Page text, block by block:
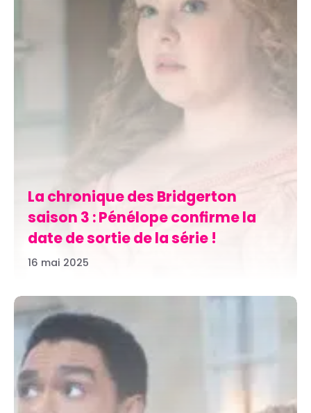
La chronique des Bridgerton
saison 3 : Pénélope confirme la
date de sortie de la série !
16 mai 2025